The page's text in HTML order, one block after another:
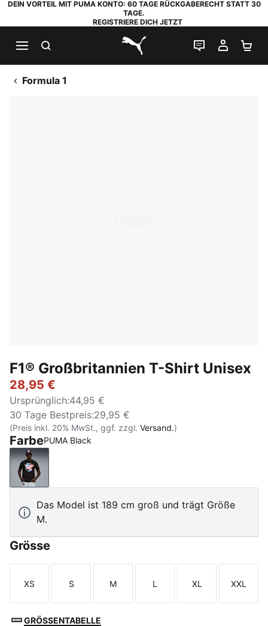
DEIN VORTEIL MIT PUMA KONTO: 60 TAGE RÜCKGABERECHT STATT 30
TAGE.
REGISTRIERE DICH JETZT
PUMA.com
LIVE-CHAT
MEIN
Formula 1
F1® Großbritannien T-Shirt Unisex
28,95 €
Ursprünglich:44,95 €
30 Tage Bestpreis:29,95 €
(Preis inkl. 20% MwSt., ggf. zzgl. Versand.)
FarbePUMA Black
PUMA Black
Das Model ist 189 cm groß und trägt Größe
M.
Grösse
Größe
XS
Größe
S
Größe
M
Größe
L
Größe
XL
Größe
XXL
GRÖSSENTABELLE